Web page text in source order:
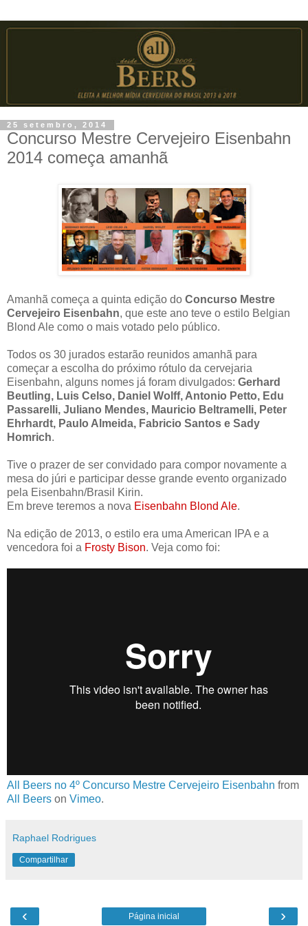
25 setembro, 2014
Concurso Mestre Cervejeiro Eisenbahn
2014 começa amanhã
Amanhã começa a quinta edição do Concurso Mestre
Cervejeiro Eisenbahn, que este ano teve o estilo Belgian
Blond Ale como o mais votado pelo público.
Todos os 30 jurados estarão reunidos amanhã para
começar a escolha do próximo rótulo da cervejaria
Eisenbahn, alguns nomes já foram divulgados: Gerhard
Beutling, Luis Celso, Daniel Wolff, Antonio Petto, Edu
Passarelli, Juliano Mendes, Mauricio Beltramelli, Peter
Ehrhardt, Paulo Almeida, Fabricio Santos e Sady
Homrich.
Tive o prazer de ser convidado para compor novamente a
mesa do júri e participar desse grande evento organizado
pela Eisenbahn/Brasil Kirin.
Em breve teremos a nova Eisenbahn Blond Ale.
Na edição de 2013, o estilo era uma American IPA e a
vencedora foi a Frosty Bison. Veja como foi:
All Beers no 4º Concurso Mestre Cervejeiro Eisenbahn from
All Beers on Vimeo.
Raphael Rodrigues
Compartilhar
‹ ›
Página inicial